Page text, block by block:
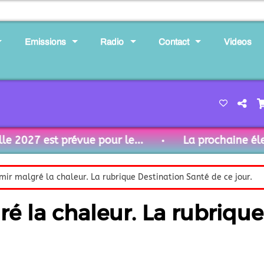
Emissions Radio Contact Videos
est prévue pour le... La prochaine
malgré la chaleur. La rubrique Destination Santé de ce jour.
la chaleur. La